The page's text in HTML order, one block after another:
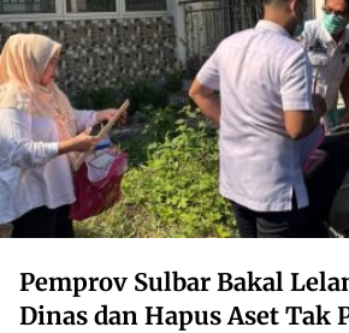
Pemprov Sulbar Bakal
Dinas dan Hapus Aset Tak